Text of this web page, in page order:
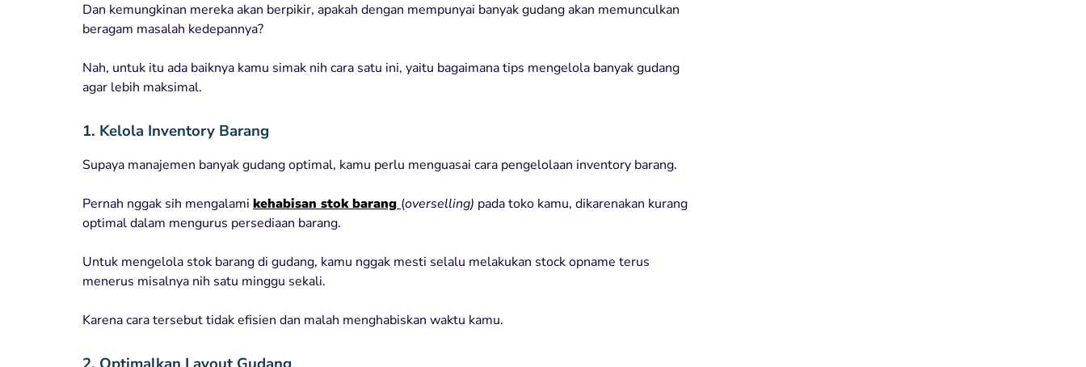
Dan kemungkinan mereka akan berpikir, apakah dengan mempunyai banyak gudang akan memunculkan
beragam masalah kedepannya?
Nah, untuk itu ada baiknya kamu simak nih cara satu ini, yaitu bagaimana tips mengelola banyak gudang
agar lebih maksimal.
1. Kelola Inventory Barang
Supaya manajemen banyak gudang optimal, kamu perlu menguasai cara pengelolaan inventory barang.
Pernah nggak sih mengalami kehabisan stok barang (overselling) pada toko kamu, dikarenakan kurang
optimal dalam mengurus persediaan barang.
Untuk mengelola stok barang di gudang, kamu nggak mesti selalu melakukan stock opname terus
menerus misalnya nih satu minggu sekali.
Karena cara tersebut tidak efisien dan malah menghabiskan waktu kamu.